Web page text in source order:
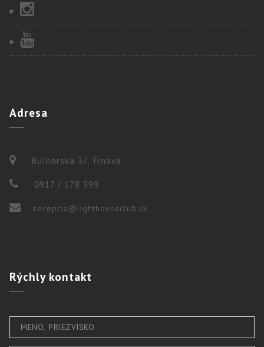
Adresa
Bulharska 37, Trnava
0917 / 178 999
recepcia@lighthouseclub.sk
Rýchlykontakt